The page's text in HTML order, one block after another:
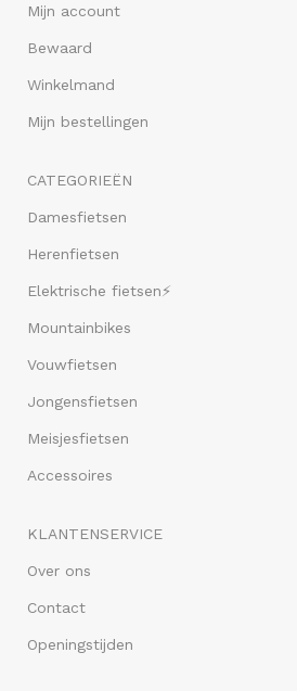
Mijn account
Bewaard
Winkelmand
Mijn bestellingen
CATEGORIEËN
Damesfietsen
Herenfietsen
Elektrische fietsen⚡
Mountainbikes
Vouwfietsen
Jongensfietsen
Meisjesfietsen
Accessoires
KLANTENSERVICE
Over ons
Contact
Openingstijden